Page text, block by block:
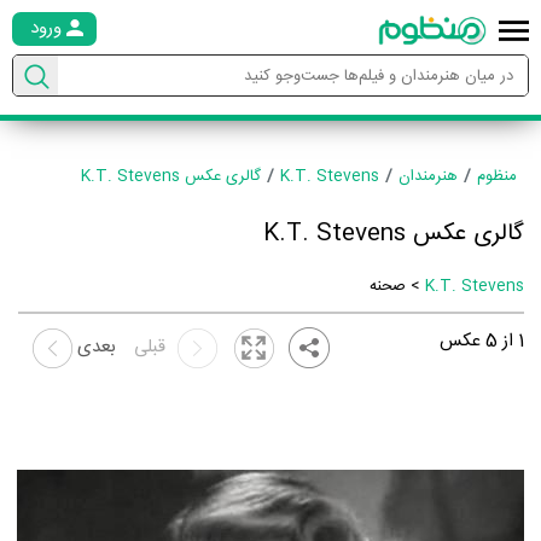
ورود
منظوم هنرمندان K.T. Stevens گالری عکس K.T. Stevens
گالری عکس K.T. Stevens
K.T. Stevens > صحنه
1 از5عکس بعدی قبلی